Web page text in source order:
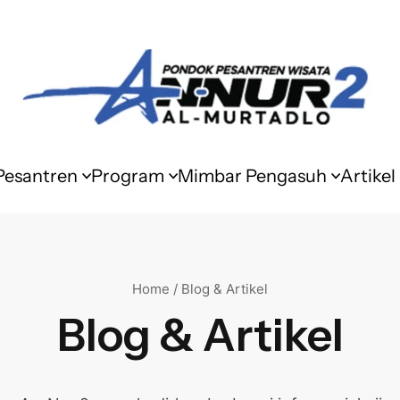
Program Mimbar Pengasuh Artikel
Home / Blog & Artikel
Blog & Artikel